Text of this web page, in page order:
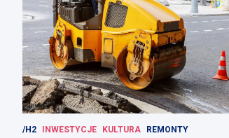
/H2 INWESTYCJE KULTURA REMONTY